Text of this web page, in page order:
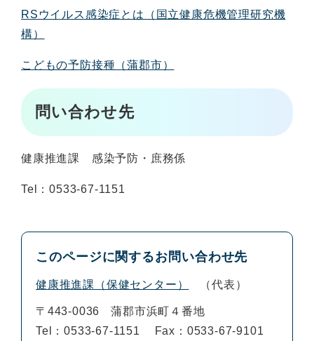
RSウイルス感染症とは（国立健康危機管理研究機
構）
こどもの予防接種（蒲郡市）
問い合わせ先
健康推進課 感染予防・庶務係
Tel：0533-67-1151
このページに関するお問い合わせ先
健康推進課（保健センター） 代表
〒443-0036
蒲郡市浜町４番地
Tel：0533-67-1151
Fax：0533-67-9101